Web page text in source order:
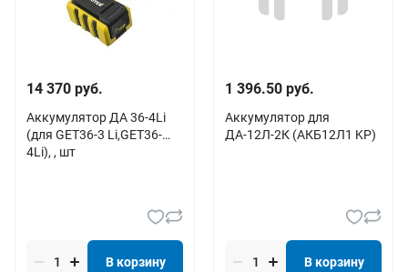
14 370 руб.
Аккумулятор ДА 36-4Li
(для GET36-3 Li,GET36-
4Li), , шт
В корзину
1 396.50 руб.
Аккумулятор для
ДА-12Л-2К (АКБ12Л1 KP)
В корзину